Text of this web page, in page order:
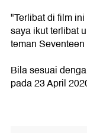
"Terlibat di film
saya ikut terlibat
teman
Bila sesuai
pada 23 April